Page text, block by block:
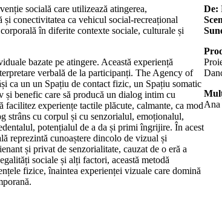
socială care utilizează atingerea,
și conectivitatea ca vehicul social-recreațional
în diferite contexte sociale, culturale și
bazate pe atingere. Această experiență
verbală de la participanți. The Agency of
ca un un Spațiu de contact fizic, un Spațiu somatic
și benefic care să producă un dialog intim cu
facilitez experiențe tactile plăcute, calmante, ca mod
strâns cu corpul și cu senzorialul, emoționalul,
potențialul de a da și primi îngrijire. În acest
reprezintă cunoaștere dincolo de vizual și
și privat de senzorialitate, cauzat de o eră a
sociale și alți factori, această metodă
fizice, înaintea experienței vizuale care domină
De:
Ana